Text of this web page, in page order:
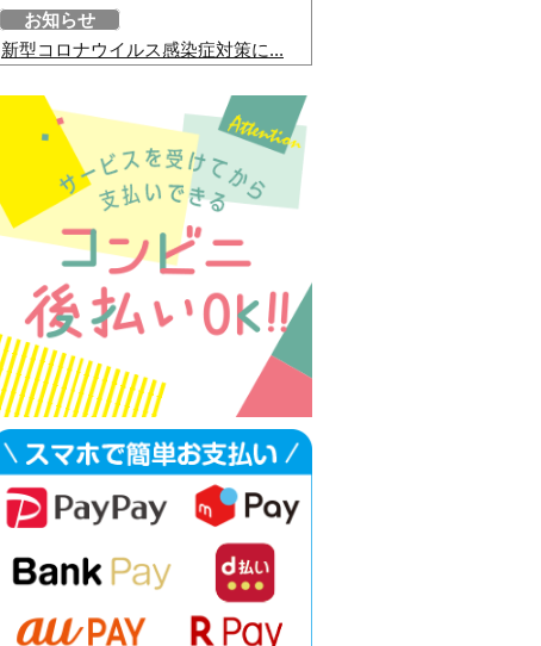
お知らせ
新型コロナウイルス感染症対策に...